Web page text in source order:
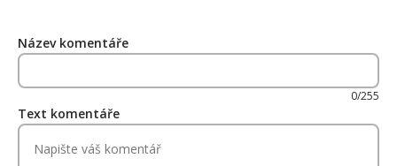
Název komentáře
0/255
Text komentáře